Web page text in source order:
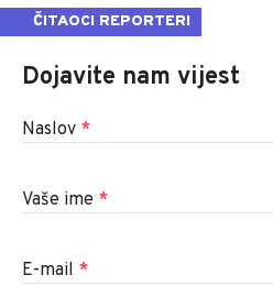
ČITAOCI REPORTERI
Dojavite nam vijest
Naslov *
Vaše ime *
E-mail *